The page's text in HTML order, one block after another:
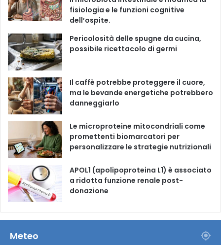
o
o
k
b
e
g
r
a
k
fisiologia e le funzioni cognitive
dell’ospite.
Pericolosità delle spugne da cucina,
possibile ricettacolo di germi
Il caffè potrebbe proteggere il cuore,
ma le bevande energetiche potrebbero
danneggiarlo
Le microproteine ​​mitocondriali come
promettenti biomarcatori per
personalizzare le strategie nutrizionali
APOL1 (apolipoproteina L1) è associato
a ridotta funzione renale post-
donazione
Meteo